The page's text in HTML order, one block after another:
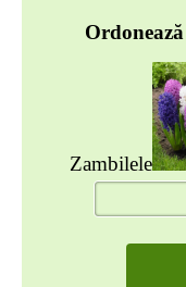
Zambilele